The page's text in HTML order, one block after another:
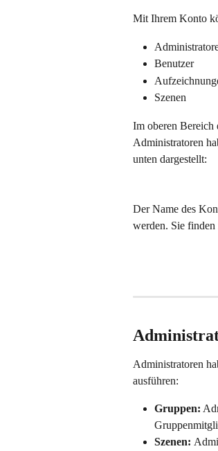
Mit Ihrem Konto
Benutzer
Szenen
Im oberen Bereich
Administratoren
unten dargestellt:
Der Name des
werden. Sie
Administratoren
ausführen:
Gruppen:
Szenen: